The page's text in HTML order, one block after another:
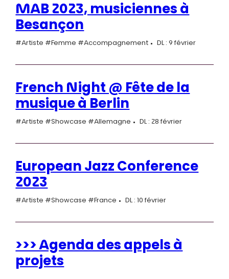
MAB 2023, musiciennes à
Besançon
#Artiste #Femme #Accompagnement DL : 9 février
French Night @ Fête de la
musique à Berlin
#Artiste #Showcase #Allemagne DL : 28 février
European Jazz Conference
2023
#Artiste #Showcase #France DL : 10 février
>>> Agenda des appels à
projets